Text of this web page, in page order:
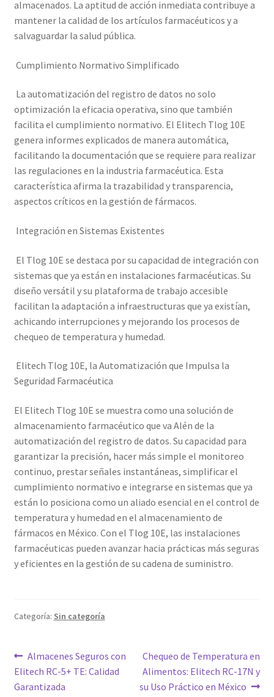
almacenados. La aptitud de acción inmediata contribuye a
mantener la calidad de los artículos farmacéuticos y a
salvaguardar la salud pública.
Cumplimiento Normativo Simplificado
La automatización del registro de datos no solo
optimización la eficacia operativa, sino que también
facilita el cumplimiento normativo. El Elitech Tlog 10E
genera informes explicados de manera automática,
facilitando la documentación que se requiere para realizar
las regulaciones en la industria farmacéutica. Esta
característica afirma la trazabilidad y transparencia,
aspectos críticos en la gestión de fármacos.
Integración en Sistemas Existentes
El Tlog 10E se destaca por su capacidad de integración con
sistemas que ya están en instalaciones farmacéuticas. Su
diseño versátil y su plataforma de trabajo accesible
facilitan la adaptación a infraestructuras que ya existían,
achicando interrupciones y mejorando los procesos de
chequeo de temperatura y humedad.
Elitech Tlog 10E, la Automatización que Impulsa la
Seguridad Farmacéutica
El Elitech Tlog 10E se muestra como una solución de
almacenamiento farmacéutico que va Alén de la
automatización del registro de datos. Su capacidad para
garantizar la precisión, hacer más simple el monitoreo
continuo, prestar señales instantáneas, simplificar el
cumplimiento normativo e integrarse en sistemas que ya
están lo posiciona como un aliado esencial en el control de
temperatura y humedad en el almacenamiento de
fármacos en México. Con el Tlog 10E, las instalaciones
farmacéuticas pueden avanzar hacia prácticas más seguras
y eficientes en la gestión de su cadena de suministro.
Categoría: Sin categoría
Navegación
de
Entrada
anterior:
Almacenes Seguros con
Elitech RC-5+ TE: Calidad
Garantizada
Siguiente
entrada:
Chequeo de Temperatura en
Alimentos: Elitech RC-17N y
su Uso Práctico en México